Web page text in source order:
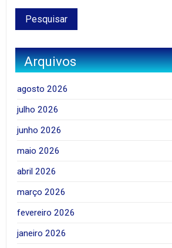
Arquivos
agosto 2026
julho 2026
junho 2026
maio 2026
abril 2026
março 2026
fevereiro 2026
janeiro 2026